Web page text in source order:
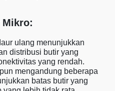
Mikro:
ulang menunjukkan
distribusi butir yang
yang rendah.
mengandung beberapa
batas butir yang